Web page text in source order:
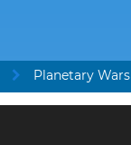
Planetary Wars